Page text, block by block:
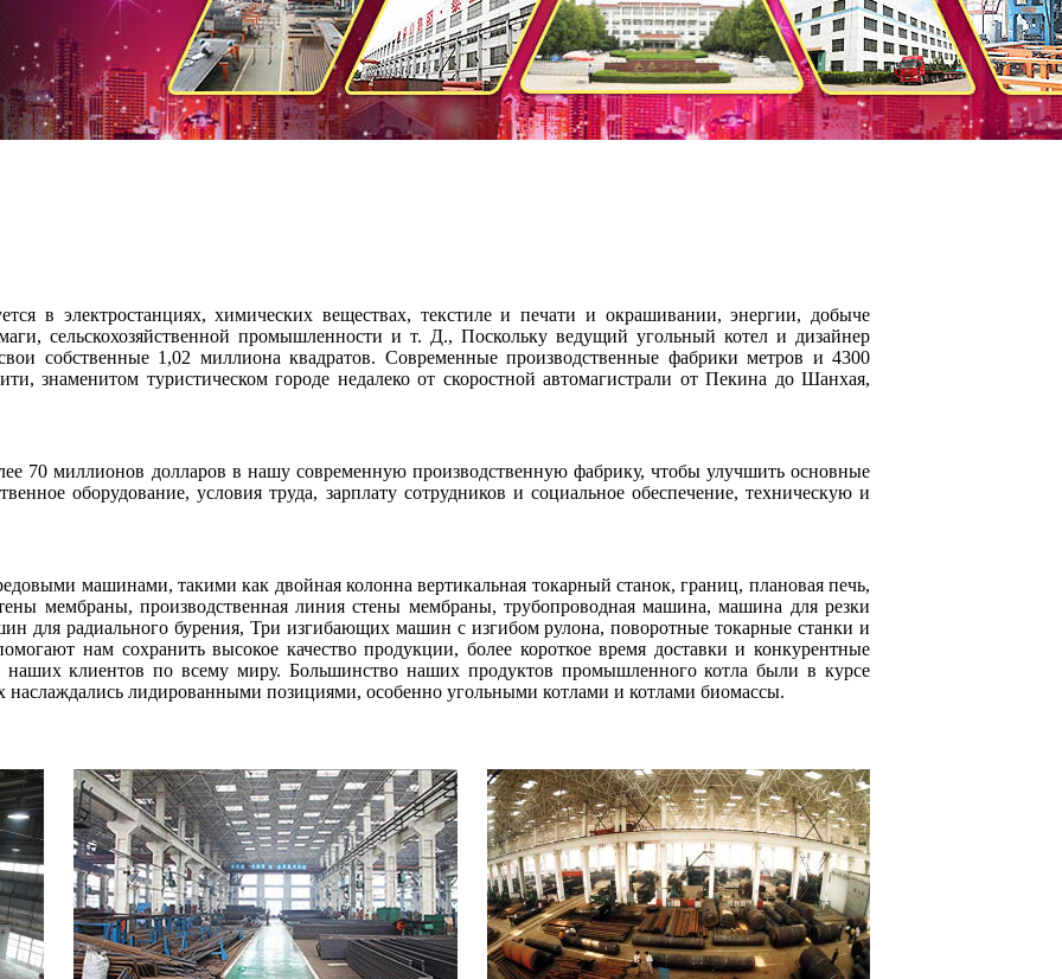
в электростанциях, химических веществах, текстиле и печати и окрашивании, энергии, добыче
сельскохозяйственной промышленности и т. Д., Поскольку ведущий угольный котел и дизайнер
собственные 1,02 миллиона квадратов. Современные производственные фабрики метров и 4300
знаменитом туристическом городе недалеко от скоростной автомагистрали от Пекина до Шанхая,
70 миллионов долларов в нашу современную производственную фабрику, чтобы улучшить основные
оборудование, условия труда, зарплату сотрудников и социальное обеспечение, техническую и
машинами, такими как двойная колонна вертикальная токарный станок, границ, плановая печь,
мембраны, производственная линия стены мембраны, трубопроводная машина, машина для резки
для радиального бурения, Три изгибающих машин с изгибом рулона, поворотные токарные станки и
нам сохранить высокое качество продукции, более короткое время доставки и конкурентные
наших клиентов по всему миру. Большинство наших продуктов промышленного котла были в курсе
наслаждались лидированными позициями, особенно угольными котлами и котлами биомассы.